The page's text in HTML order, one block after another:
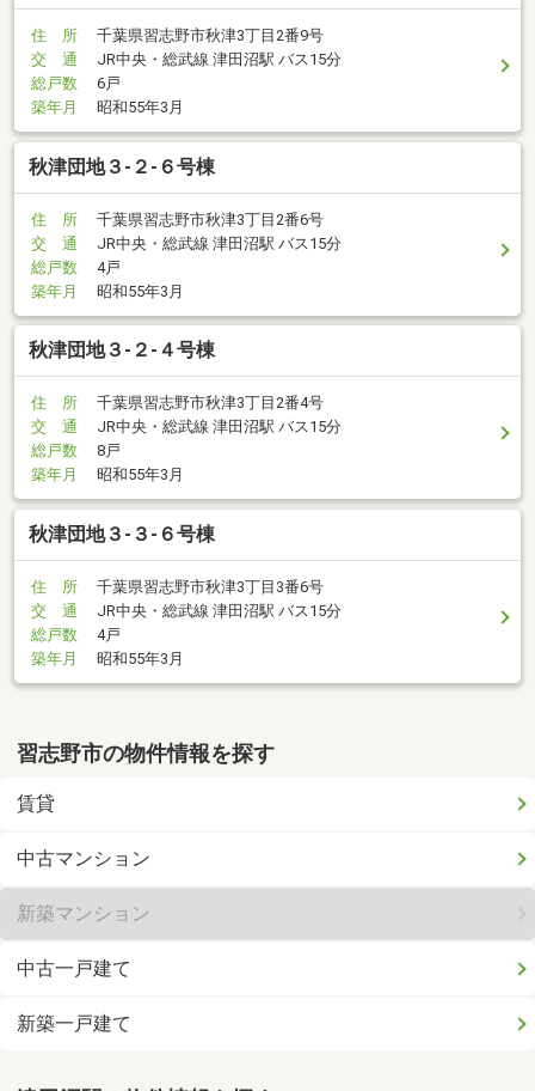
住 所
千葉県習志野市秋津3丁目2番9号
交 通
JR中央・総武線 津田沼駅 バス15分
総戸数
6戸
築年月
昭和55年3月
秋津団地３-２-６号棟
住 所
千葉県習志野市秋津3丁目2番6号
交 通
JR中央・総武線 津田沼駅 バス15分
総戸数
4戸
築年月
昭和55年3月
秋津団地３-２-４号棟
住 所
千葉県習志野市秋津3丁目2番4号
交 通
JR中央・総武線 津田沼駅 バス15分
総戸数
8戸
築年月
昭和55年3月
秋津団地３-３-６号棟
住 所
千葉県習志野市秋津3丁目3番6号
交 通
JR中央・総武線 津田沼駅 バス15分
総戸数
4戸
築年月
昭和55年3月
習志野市の物件情報を探す
賃貸
中古マンション
新築マンション
中古一戸建て
新築一戸建て